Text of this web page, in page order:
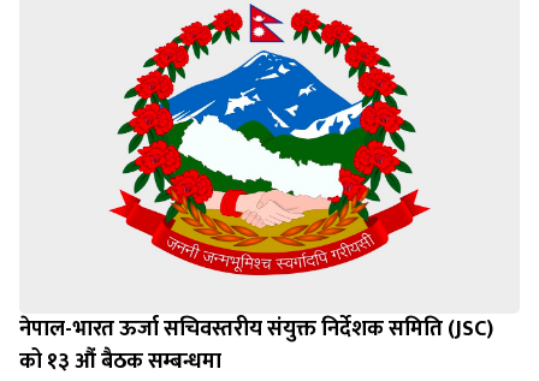
नेपाल-भारत ऊर्जा सचिवस्तरीय संयुक्त निर्देशक समिति (JSC)
को १३ औं बैठक सम्बन्धमा